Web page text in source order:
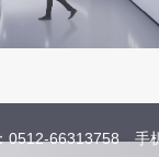
0512-66313758 手